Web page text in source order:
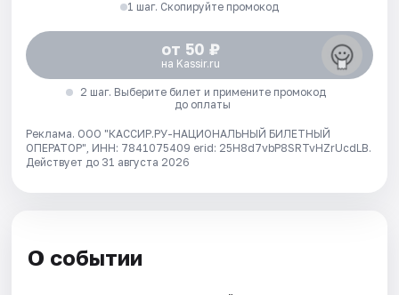
1 шаг. Скопируйте промокод
от 50 ₽
на Kassir.ru
2 шаг. Выберите билет и примените промокод
до оплаты
Реклама. ООО "КАССИР.РУ-НАЦИОНАЛЬНЫЙ БИЛЕТНЫЙ
ОПЕРАТОР", ИНН: 7841075409 erid: 25H8d7vbP8SRTvHZrUcdLB.
Действует до 31 августа 2026
О событии